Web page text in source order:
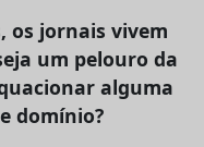
os jornais vivem
um pelouro da
alguma
domínio?